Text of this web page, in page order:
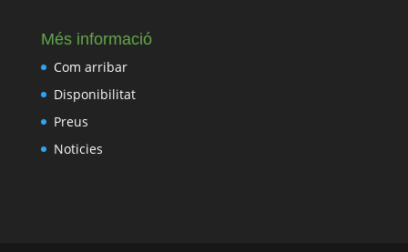
Més informació
Com arribar
Disponibilitat
Preus
Noticies